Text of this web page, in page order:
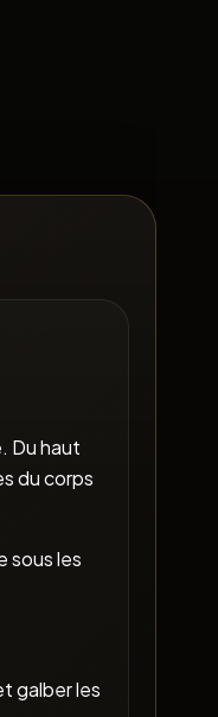
Du haut
du corps
sous les
galber les